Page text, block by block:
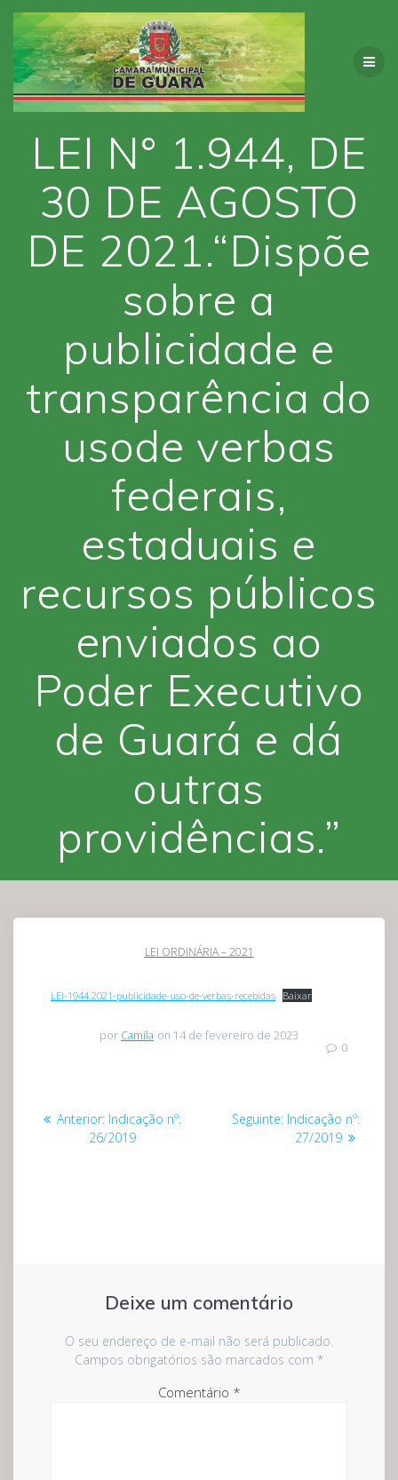
Skip
to
content
LEI N° 1.944, DE
30 DE AGOSTO
DE 2021.“Dispõe
sobre a
publicidade e
transparência do
usode verbas
federais,
estaduais e
recursos públicos
enviados ao
Poder Executivo
de Guará e dá
outras
providências.”
LEI ORDINÁRIA – 2021
LEI-1944.2021-publicidade-uso-de-verbas-recebidas Baixar
por Camila on 14 de fevereiro de 2023
0
Navegação
Anterior: Post
anterior:
Indicação nº:
26/2019
Seguinte: Post
seguinte:
Indicação nº:
27/2019
Deixe um comentário
O seu endereço de e-mail não será publicado.
Campos obrigatórios são marcados com *
Comentário *